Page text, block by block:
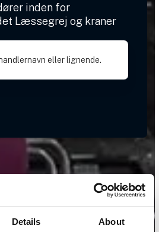
Details About
inden for
Læssegrej og kraner
eller lignende.